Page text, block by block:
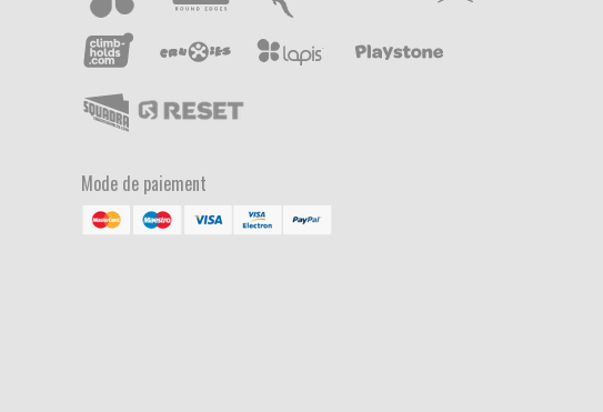
Mode de paiement